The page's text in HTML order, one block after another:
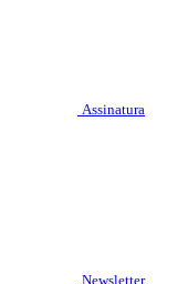
Assinatura
Newsletter